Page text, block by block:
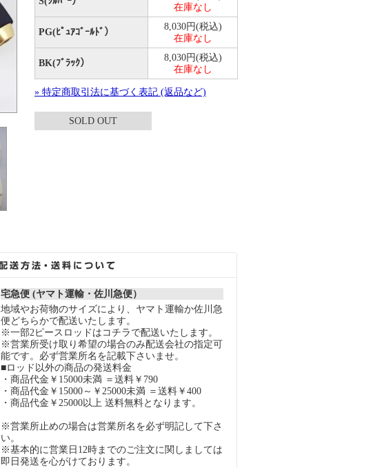
在庫なし
PG(ﾋﾟｭｱｺﾞｰﾙﾄﾞ）
8,030円(税込)
在庫なし
BK(ﾌﾞﾗｯｸ）
8,030円(税込)
在庫なし
» 特定商取引法に基づく表記 (返品など)
SOLD OUT
宅急便 (ヤマト運輸・佐川急便）
地域やお荷物のサイズにより、ヤマト運輸か佐川急
便どちらかで配送いたします。
※一部2ピースロッドはコチラで配送いたします。
※営業所受け取り希望の場合のみ配送会社の指定可
能です。必ず営業所名を記載下さいませ。
■ロッド以外の商品の発送料金
・商品代金￥15000未満 ＝送料￥790
・商品代金￥15000～￥25000未満 ＝送料￥400
・商品代金￥25000以上 送料無料となります。
※営業所止めの場合は営業所名を必ず明記して下さ
い。
※基本的に営業日12時までのご注文に関しましては
即日発送を心がけております。